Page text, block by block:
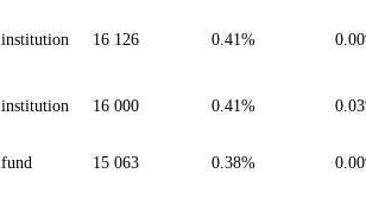
institution 16 126 0.41%
institution 16 000 0.41%
fund 15 063 0.38%